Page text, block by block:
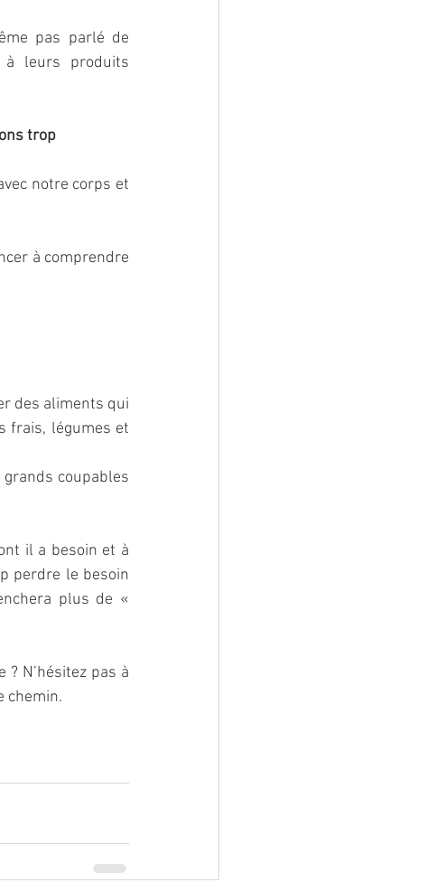
pas parlé de
leurs produits
trop
notre corps et
à comprendre
des aliments qui
frais, légumes et
coupables
il a besoin et à
perdre le besoin
plus de «
N’hésitez pas à
chemin.